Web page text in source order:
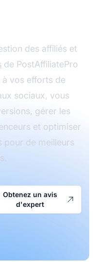
des affiliés et
de PostAffiliatePro
vos efforts de
sociaux, vous
gérer les
et optimiser
pour de meilleurs
Obtenez un avis
d'expert